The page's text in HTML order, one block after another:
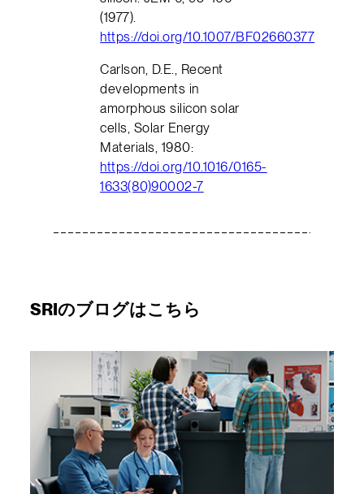
(1977).
https://doi.org/10.1007/BF02660377
Carlson, D.E., Recent
developments in
amorphous silicon solar
cells, Solar Energy
Materials, 1980:
https://doi.org/10.1016/0165-
1633(80)90002-7
SRIのブログはこちら